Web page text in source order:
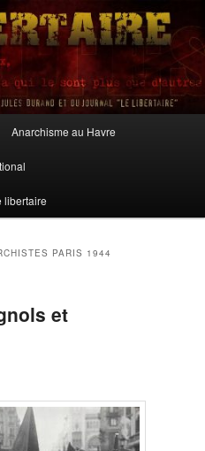
Anarchisme au Havre
libertaire
PARIS 1944
et